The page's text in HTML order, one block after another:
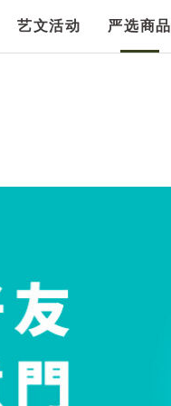
艺文活动 严选商品